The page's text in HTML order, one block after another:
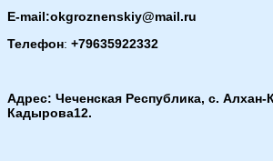
E-mail:okgroznenskiy@mail.ru
Телефон: +79635922332
Адрес: Чеченская Республика, с. Алхан-
Кадырова12.